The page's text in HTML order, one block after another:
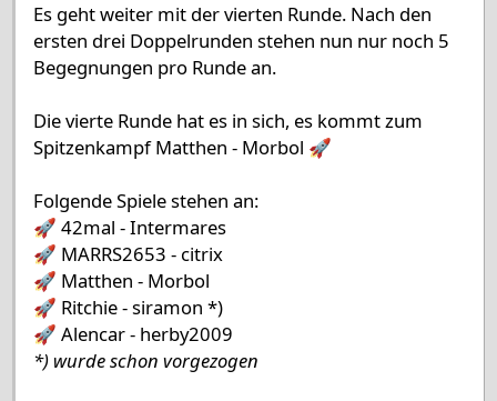
Es geht weiter mit der vierten Runde. Nach den
ersten drei Doppelrunden stehen nun nur noch 5
Begegnungen pro Runde an.
Die vierte Runde hat es in sich, es kommt zum
Spitzenkampf Matthen - Morbol 🚀
Folgende Spiele stehen an:
🚀 42mal - Intermares
🚀 MARRS2653 - citrix
🚀 Matthen - Morbol
🚀 Ritchie - siramon *)
🚀 Alencar - herby2009
*) wurde schon vorgezogen